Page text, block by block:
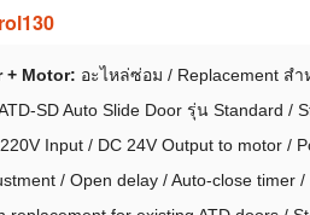
+ Motor: อะไหล่ซ่อม / Replacement สำ
SD Auto Slide Door รุ่น Standard /
Input / DC 24V Output to motor /
/ Open delay / Auto-close timer